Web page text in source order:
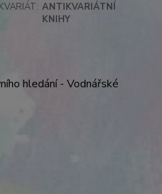
ANTIKVARIÁTNÍ
KNIHY
hledání - Vodnářské